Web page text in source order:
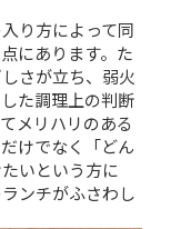
り方によって同
にあります。た
さが立ち、弱火
た調理上の判断
メリハリのある
けでなく「どん
いという方に
ンチがふさわし